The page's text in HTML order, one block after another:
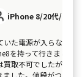
iPhone 8/20代/女
いた電源が入らなくな
を持って行きました。
買取不可でしたが買い
ました。値段がつき嬉